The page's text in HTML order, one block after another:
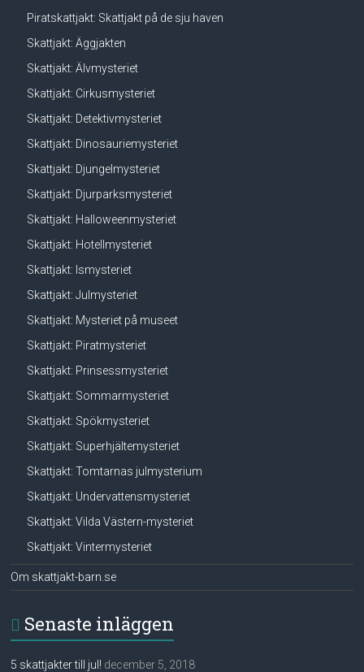
Piratskattjakt: Skattjakt på de sju haven
Skattjakt: Äggjakten
Skattjakt: Älvmysteriet
Skattjakt: Cirkusmysteriet
Skattjakt: Detektivmysteriet
Skattjakt: Dinosauriemysteriet
Skattjakt: Djungelmysteriet
Skattjakt: Djurparksmysteriet
Skattjakt: Halloweenmysteriet
Skattjakt: Hotellmysteriet
Skattjakt: Ismysteriet
Skattjakt: Julmysteriet
Skattjakt: Mysteriet på museet
Skattjakt: Piratmysteriet
Skattjakt: Prinsessmysteriet
Skattjakt: Sommarmysteriet
Skattjakt: Spökmysteriet
Skattjakt: Superhjältemysteriet
Skattjakt: Tomtarnas julmysterium
Skattjakt: Undervattensmysteriet
Skattjakt: Vilda Västern-mysteriet
Skattjakt: Vintermysteriet
Om skattjakt-barn.se
Senaste inläggen
5 skattjakter till jul! december 5, 2018